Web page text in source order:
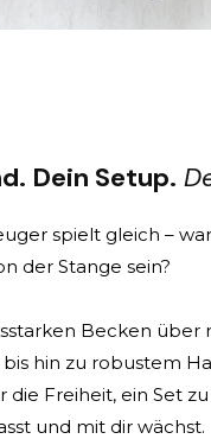
Dein Setup.
spielt gleich –
der Stange sein?
Becken über
hin zu robustem
die Freiheit, ein Set
und mit dir wächst.